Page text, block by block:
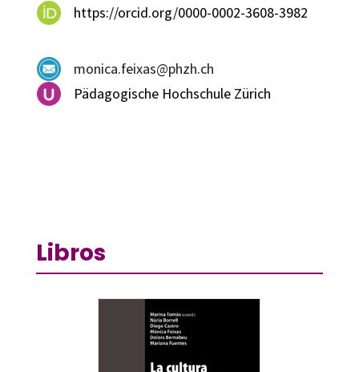
https://orcid.org/0000-0002-3608-3982
monica.feixas@phzh.ch
Pädagogische Hochschule Zürich
Libros